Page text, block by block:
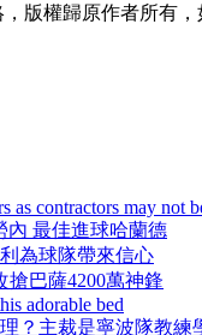
，版權歸原作者所有
as contractors may not
內 最佳進球哈蘭德
利為球隊帶來信心
搶巴薩4200萬神鋒
adorable bed
？主裁是寧波隊教練學